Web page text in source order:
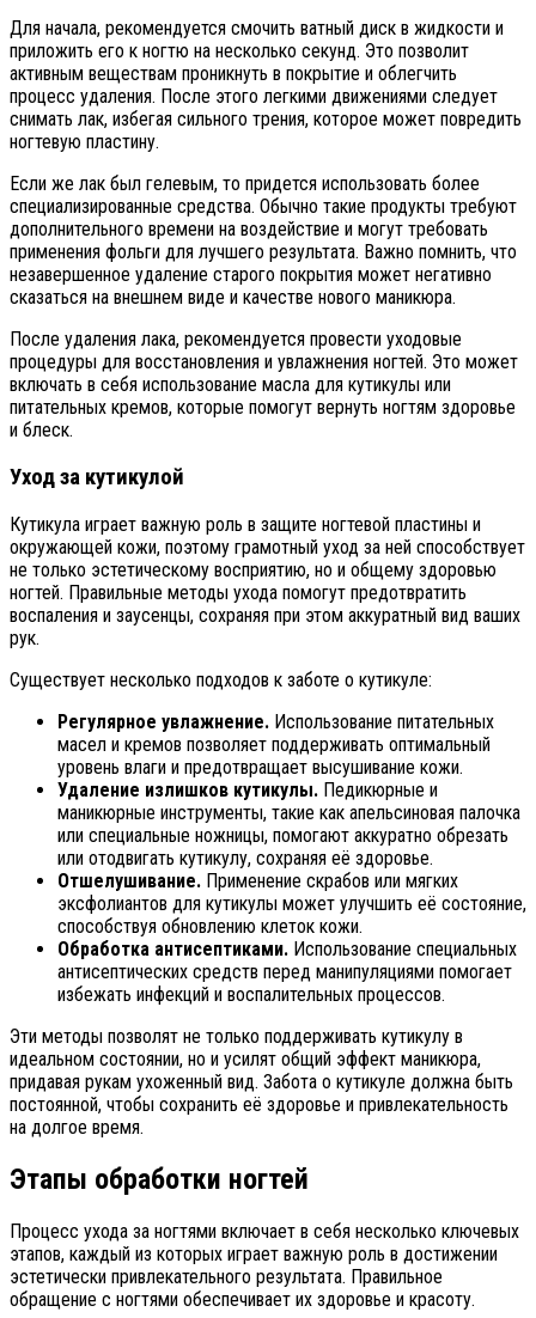
Для начала, рекомендуется смочить ватный диск в жидкости и
приложить его к ногтю на несколько секунд. Это позволит
активным веществам проникнуть в покрытие и облегчить
процесс удаления. После этого легкими движениями следует
снимать лак, избегая сильного трения, которое может повредить
ногтевую пластину.
Если же лак был гелевым, то придется использовать более
специализированные средства. Обычно такие продукты требуют
дополнительного времени на воздействие и могут требовать
применения фольги для лучшего результата. Важно помнить, что
незавершенное удаление старого покрытия может негативно
сказаться на внешнем виде и качестве нового маникюра.
После удаления лака, рекомендуется провести уходовые
процедуры для восстановления и увлажнения ногтей. Это может
включать в себя использование масла для кутикулы или
питательных кремов, которые помогут вернуть ногтям здоровье
и блеск.
Уход за кутикулой
Кутикула играет важную роль в защите ногтевой пластины и
окружающей кожи, поэтому грамотный уход за ней способствует
не только эстетическому восприятию, но и общему здоровью
ногтей. Правильные методы ухода помогут предотвратить
воспаления и заусенцы, сохраняя при этом аккуратный вид ваших
рук.
Существует несколько подходов к заботе о кутикуле:
Регулярное увлажнение. Использование питательных
масел и кремов позволяет поддерживать оптимальный
уровень влаги и предотвращает высушивание кожи.
Удаление излишков кутикулы. Педикюрные и
маникюрные инструменты, такие как апельсиновая палочка
или специальные ножницы, помогают аккуратно обрезать
или отодвигать кутикулу, сохраняя её здоровье.
Отшелушивание. Применение скрабов или мягких
эксфолиантов для кутикулы может улучшить её состояние,
способствуя обновлению клеток кожи.
Обработка антисептиками. Использование специальных
антисептических средств перед манипуляциями помогает
избежать инфекций и воспалительных процессов.
Эти методы позволят не только поддерживать кутикулу в
идеальном состоянии, но и усилят общий эффект маникюра,
придавая рукам ухоженный вид. Забота о кутикуле должна быть
постоянной, чтобы сохранить её здоровье и привлекательность
на долгое время.
Этапы обработки ногтей
Процесс ухода за ногтями включает в себя несколько ключевых
этапов, каждый из которых играет важную роль в достижении
эстетически привлекательного результата. Правильное
обращение с ногтями обеспечивает их здоровье и красоту.